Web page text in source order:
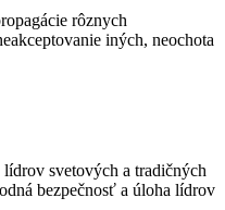
rôznych
iných, neochota
svetových a tradičných
bezpečnosť a úloha lídrov